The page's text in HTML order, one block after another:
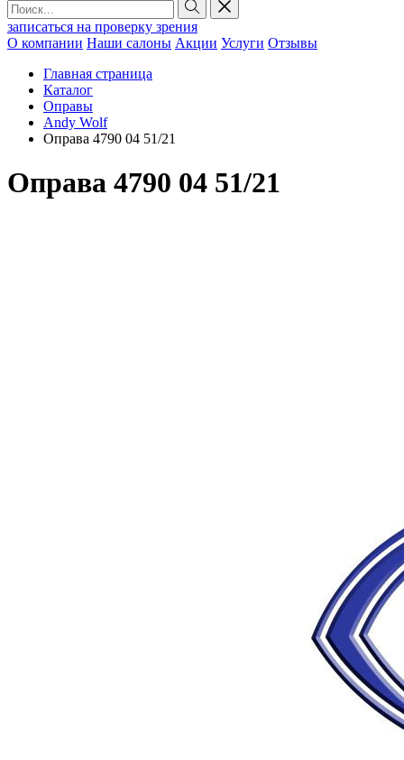
записаться на проверку зрения
О компании Наши салоны Акции Услуги Отзывы
Главная страница
Каталог
Оправы
Andy Wolf
Оправа 4790 04 51/21
Оправа 4790 04 51/21